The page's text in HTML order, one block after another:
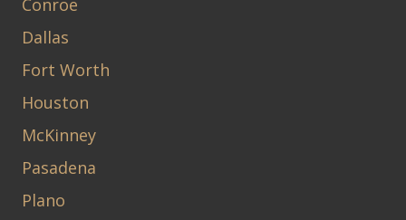
Dallas
Fort Worth
Houston
McKinney
Pasadena
Plano